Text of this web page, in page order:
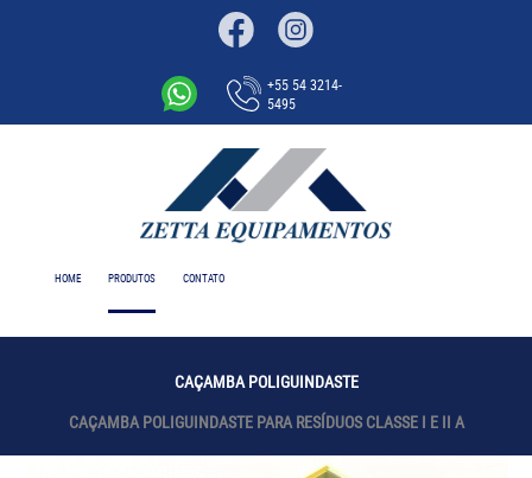
+55 54 3214-
5495
HOME PRODUTOS CONTATO
CAÇAMBA POLIGUINDASTE
CAÇAMBA POLIGUINDASTE PARA RESÍDUOS CLASSE I E II A